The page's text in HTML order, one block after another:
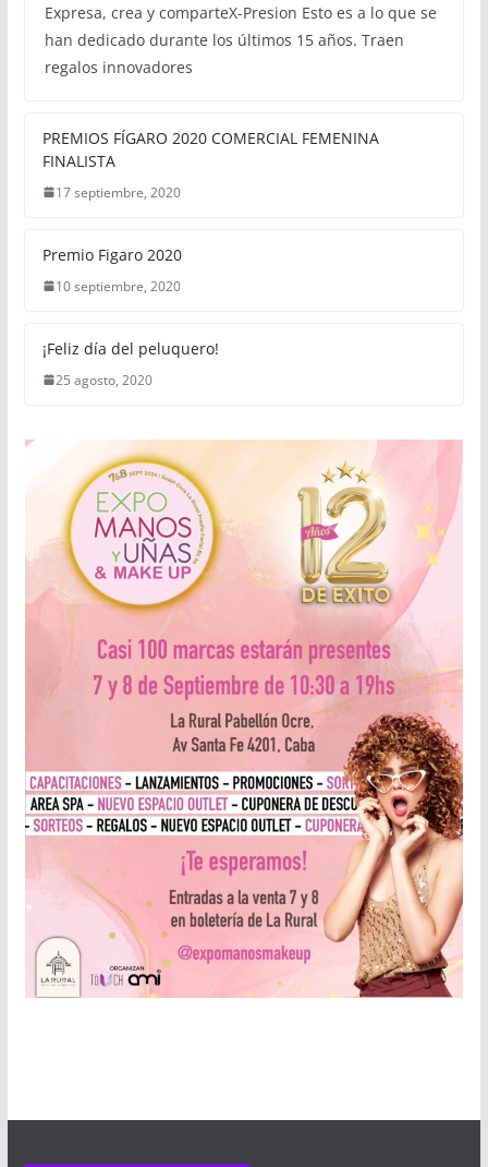
Expresa, crea y comparteX-Presion Esto es a lo que se
han dedicado durante los últimos 15 años. Traen
regalos innovadores
PREMIOS FÍGARO 2020 COMERCIAL FEMENINA
FINALISTA
17 septiembre, 2020
Premio Figaro 2020
10 septiembre, 2020
¡Feliz día del peluquero!
25 agosto, 2020